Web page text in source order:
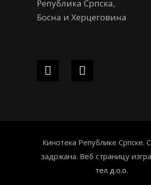
Република Српска,
Босна и Херцеговина
Кинотека Републике Српске.
задржана. Веб страницу
тел д.о.о.